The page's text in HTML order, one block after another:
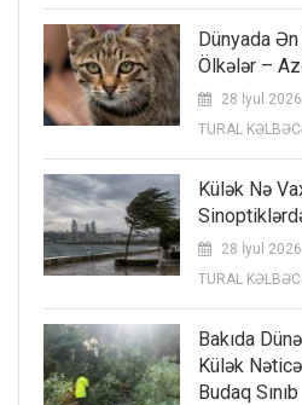
Dünyada
Ölkələr –
28 İyul 2026
TURAL
Külək Nə
28 İyul 2026
TURAL
Bakıda
Külək
Budaq Sınıb